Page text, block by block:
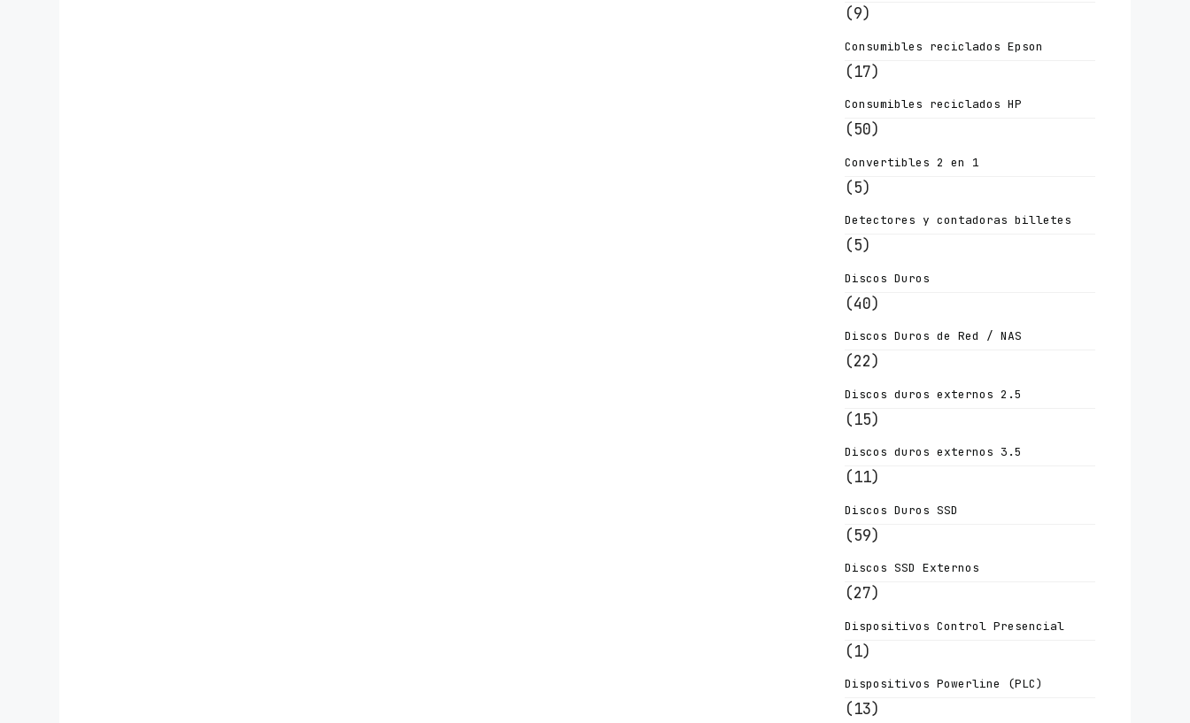
(9)
Consumibles reciclados Epson
(17)
Consumibles reciclados HP
(50)
Convertibles 2 en 1
(5)
Detectores y contadoras billetes
(5)
Discos Duros
(40)
Discos Duros de Red / NAS
(22)
Discos duros externos 2.5
(15)
Discos duros externos 3.5
(11)
Discos Duros SSD
(59)
Discos SSD Externos
(27)
Dispositivos Control Presencial
(1)
Dispositivos Powerline (PLC)
(13)